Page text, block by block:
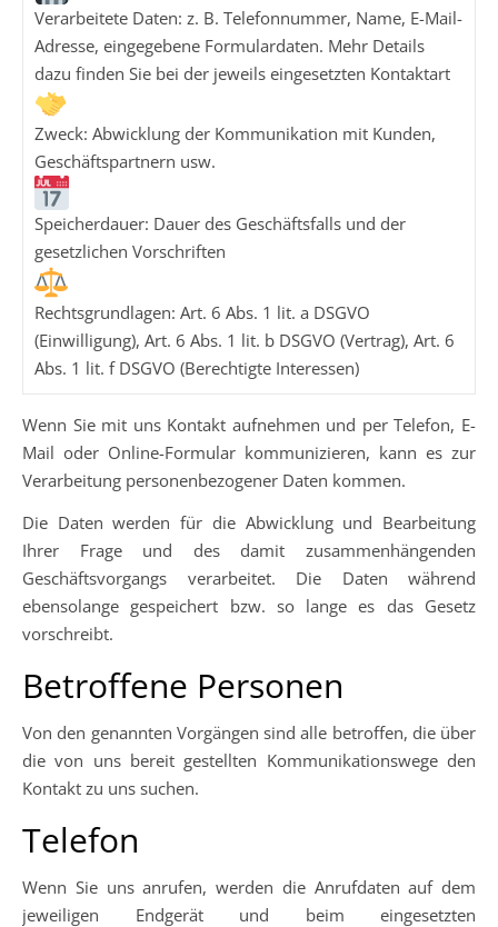
Verarbeitete Daten: z. B. Telefonnummer, Name, E-Mail-
Adresse, eingegebene Formulardaten. Mehr Details
dazu finden Sie bei der jeweils eingesetzten Kontaktart
Zweck: Abwicklung der Kommunikation mit Kunden,
Geschäftspartnern usw.
Speicherdauer: Dauer des Geschäftsfalls und der
gesetzlichen Vorschriften
Rechtsgrundlagen: Art. 6 Abs. 1 lit. a DSGVO
(Einwilligung), Art. 6 Abs. 1 lit. b DSGVO (Vertrag), Art. 6
Abs. 1 lit. f DSGVO (Berechtigte Interessen)
Wenn Sie mit uns Kontakt aufnehmen und per Telefon, E-
Mail oder Online-Formular kommunizieren, kann es zur
Verarbeitung personenbezogener Daten kommen.
Die Daten werden für die Abwicklung und Bearbeitung
Ihrer Frage und des damit zusammenhängenden
Geschäftsvorgangs verarbeitet. Die Daten während
ebensolange gespeichert bzw. so lange es das Gesetz
vorschreibt.
Betroffene Personen
Von den genannten Vorgängen sind alle betroffen, die über
die von uns bereit gestellten Kommunikationswege den
Kontakt zu uns suchen.
Telefon
Wenn Sie uns anrufen, werden die Anrufdaten auf dem
jeweiligen Endgerät und beim eingesetzten